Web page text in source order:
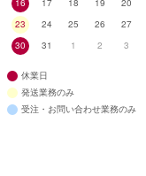
16
17 18 19 20
23
24 25 26 27
30
31 1 2 3
休業日
発送業務のみ
受注・お問い合わせ業務のみ